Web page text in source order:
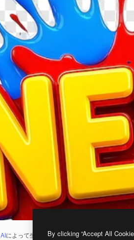
AIによって生成されたものです。 AI画像生成ツー
By clicking “Accept All